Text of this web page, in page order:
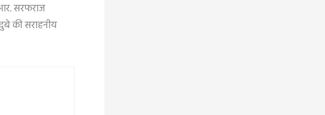
सरफराज
की सराहनीय